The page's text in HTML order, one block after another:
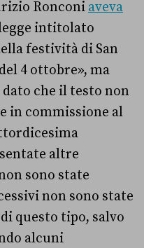
Ronconi aveva
intitolato
festività di San
4 ottobre», ma
dato che il testo non
in commissione al
altre
sono state
non sono state
questo tipo, salvo
alcuni